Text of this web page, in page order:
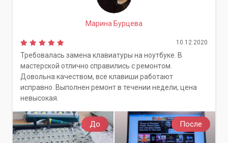
До После
Марина Бурцева
10.12.2020
Требовалась замена клавиатуры на ноутбуке. В
мастерской отлично справились с ремонтом.
Довольна качеством, все клавиши работают
исправно. Выполнен ремонт в течении недели, цена
невысокая.